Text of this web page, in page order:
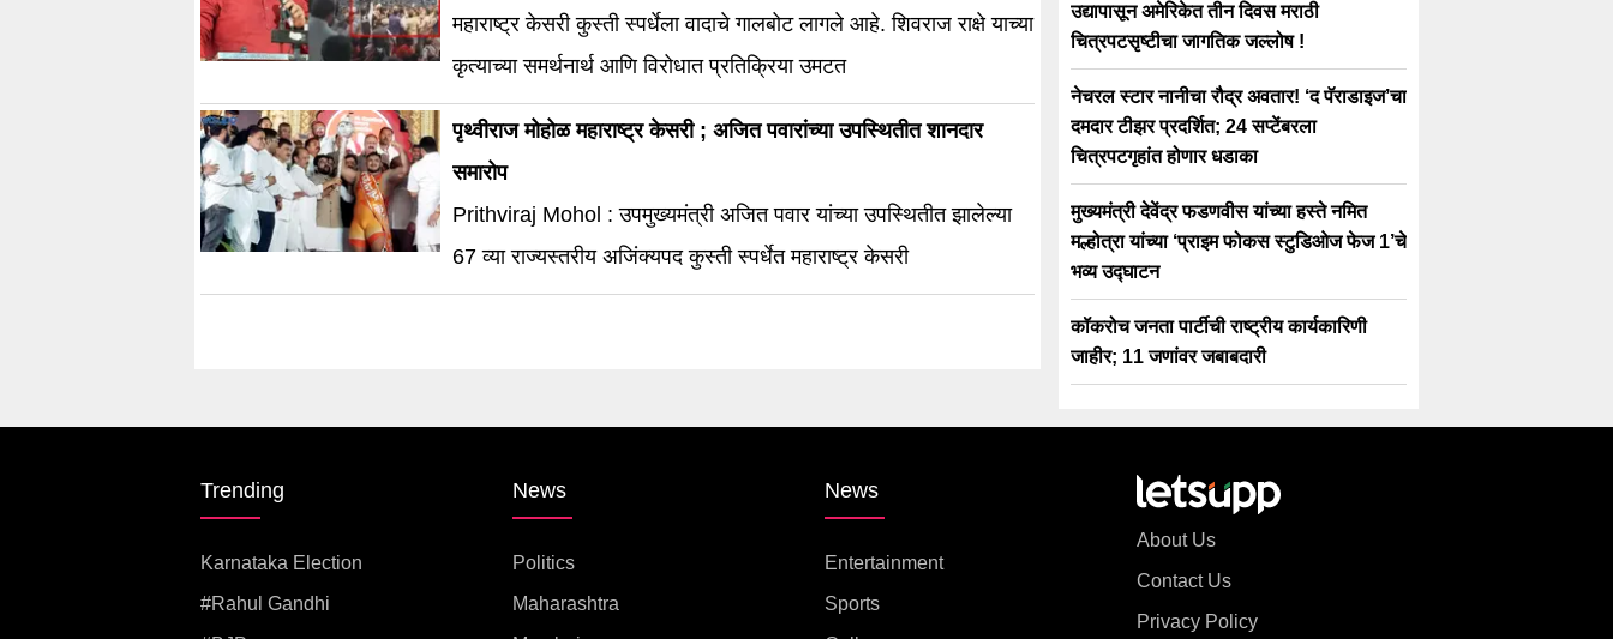
महाराष्ट्र केसरी कुस्ती स्पर्धेला वादाचे गालबोट लागले आहे. शिवराज राक्षे याच्या
कृत्याच्या समर्थनार्थ आणि विरोधात प्रतिक्रिया उमटत
पृथ्वीराज मोहोळ महाराष्ट्र केसरी ; अजित पवारांच्या उपस्थितीत शानदार
समारोप
Prithviraj Mohol : उपमुख्यमंत्री अजित पवार यांच्या उपस्थितीत झालेल्या
67 व्या राज्यस्तरीय अजिंक्यपद कुस्ती स्पर्धेत महाराष्ट्र केसरी
उद्यापासून अमेरिकेत तीन दिवस मराठी
चित्रपटसृष्टीचा जागतिक जल्लोष !
नेचरल स्टार नानीचा रौद्र अवतार! ‘द पॅराडाइज’चा
दमदार टीझर प्रदर्शित; 24 सप्टेंबरला
चित्रपटगृहांत होणार धडाका
मुख्यमंत्री देवेंद्र फडणवीस यांच्या हस्ते नमित
मल्होत्रा यांच्या ‘प्राइम फोकस स्टुडिओज फेज 1’चे
भव्य उद्घाटन
कॉकरोच जनता पार्टीची राष्ट्रीय कार्यकारिणी
जाहीर; 11 जणांवर जबाबदारी
Trending
Karnataka Election
#rahul Gandhi
News
Politics
Maharashtra
News
Entertainment
Sports
About Us
Contact Us
Privacy Policy